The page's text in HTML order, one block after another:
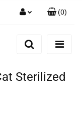
Zaloguj się
cookies
(0)
Sterilized